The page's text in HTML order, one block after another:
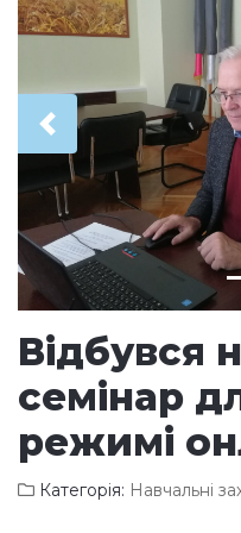
Попередня
Відбувся
семінар
режимі
Категорія: Навчальні